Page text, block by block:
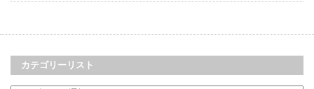
カテゴリーリスト